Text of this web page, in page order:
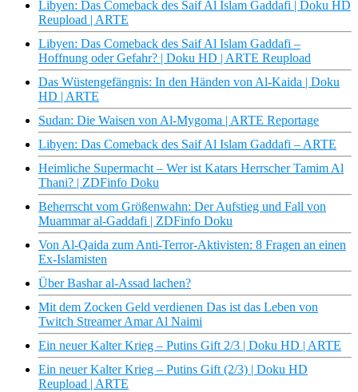
Libyen: Das Comeback des Saif Al Islam Gaddafi | Doku HD
Reupload | ARTE
Libyen: Das Comeback des Saif Al Islam Gaddafi –
Hoffnung oder Gefahr? | Doku HD | ARTE Reupload
Das Wüstengefängnis: In den Händen von Al-Kaida | Doku
HD | ARTE
Sudan: Die Waisen von Al-Mygoma | ARTE Reportage
Libyen: Das Comeback des Saif Al Islam Gaddafi – ARTE
Heimliche Supermacht – Wer ist Katars Herrscher Tamim Al
Thani? | ZDFinfo Doku
Beherrscht vom Größenwahn: Der Aufstieg und Fall von
Muammar al-Gaddafi | ZDFinfo Doku
Von Al-Qaida zum Anti-Terror-Aktivisten: 8 Fragen an einen
Ex-Islamisten
Über Bashar al-Assad lachen?
Mit dem Zocken Geld verdienen Das ist das Leben von
Twitch Streamer Amar Al Naimi
Ein neuer Kalter Krieg – Putins Gift 2/3 | Doku HD | ARTE
Ein neuer Kalter Krieg – Putins Gift (2/3) | Doku HD
Reupload | ARTE